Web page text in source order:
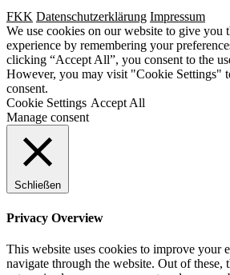
FKK Datenschutzerklärung Impressum
We use cookies on our website to give you
experience by remembering your
clicking “Accept All”, you consent to the
However, you may visit "Cookie Settings"
consent.
Cookie Settings Accept All
Manage consent
Schließen
Privacy Overview
This website uses cookies to improve your
navigate through the website. Out of these,